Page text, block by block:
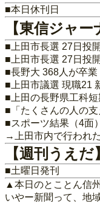
■本日休刊日
【東信ジャー
■上田市長選 27日投
■上田市長選 27日投
■長野大 368人が卒業
■上田市議選 現職21
■上田の長野県工科
■「たくさんの人の
■スポーツ結果（4面）
→上田市内で行われ
【週刊うえだ】
■土曜日発刊
▲本日のとことん信
いやー新聞って、地